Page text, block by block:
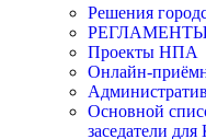
Решения
Проекты НПА
Онлайн-
Основной
заседатели для